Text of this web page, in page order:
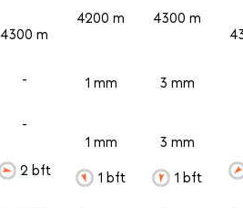
4300 m
-
-
2 bft
4200 m
1 mm
1 mm
1 bft
4300 m
3 mm
3 mm
1 bft